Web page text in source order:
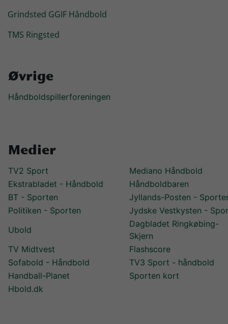
Grindsted GGIF Håndbold
TMS Ringsted
Øvrige
Håndboldspillerforeningen
Medier
TV2 Sport
Mediano Håndbold
Ekstrabladet - Håndbold
Håndboldbaren
BT - Sporten
Jyllands-Posten -
Politiken - Sporten
Jydske Vestkysten -
Ubold
Dagbladet Ringkøbing-
Skjern
TV Midtvest
Flashscore
Sofabold - Håndbold
TV3 Sport - håndbold
Handball-Planet
Sporten kort
Hbold.dk